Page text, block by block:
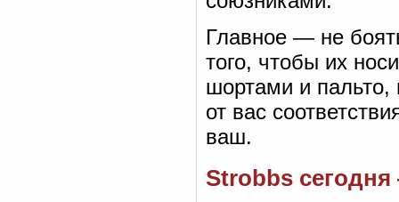
Главное — не
того, чтобы их
шортами и пальто,
от вас
ваш.
Strobbs